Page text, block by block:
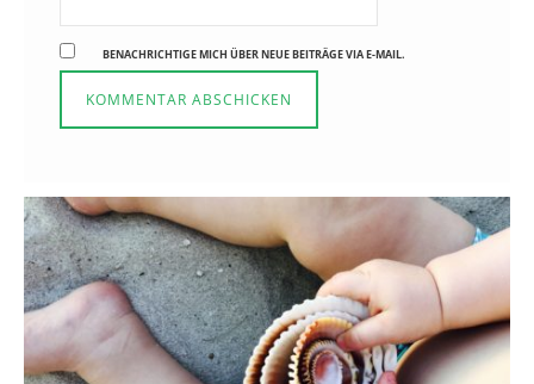
BENACHRICHTIGE MICH ÜBER NEUE BEITRÄGE VIA E-MAIL.
Reisen in der Elternzeit
16. SEPTEMBER 2019